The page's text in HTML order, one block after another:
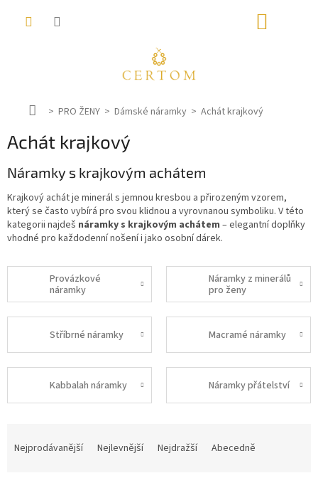
D
m
PRO ŽENY Dámské náramky Achát krajkový
Achát krajkový
Náramky s krajkovým achátem
Krajkový achát je minerál s jemnou kresbou a přirozeným vzorem,
který se často vybírá pro svou klidnou a vyrovnanou symboliku. V této
kategorii najdeš náramky s krajkovým achátem – elegantní doplňky
vhodné pro každodenní nošení i jako osobní dárek.
Provázkové
náramky
Náramky z minerálů
pro ženy
Stříbrné náramky Macramé náramky
Kabbalah náramky Náramky přátelství
Nejprodávanější Nejlevnější Nejdražší Abecedně